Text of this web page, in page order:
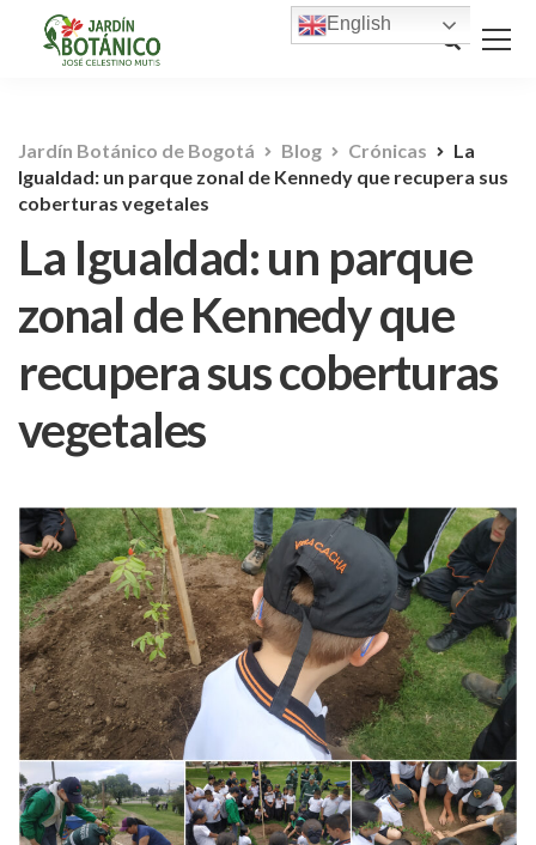
Jardín Botánico de Bogotá Blog Crónicas
La
Igualdad: un parque zonal de Kennedy que recupera sus
coberturas vegetales
La Igualdad: un parque
zonal de Kennedy que
recupera sus coberturas
vegetales
English